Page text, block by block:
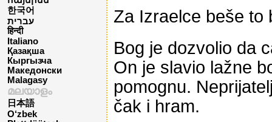
한국어
עברית
हिन्दी
Italiano
Қазақша
Кыргызча
Македонски
Malagasy
മലയാളം
日本語
O‘zbek
Za Izraelce beše to
Bog je dozvolio da
On je slavio lažne
pomognu.
čak i hram.